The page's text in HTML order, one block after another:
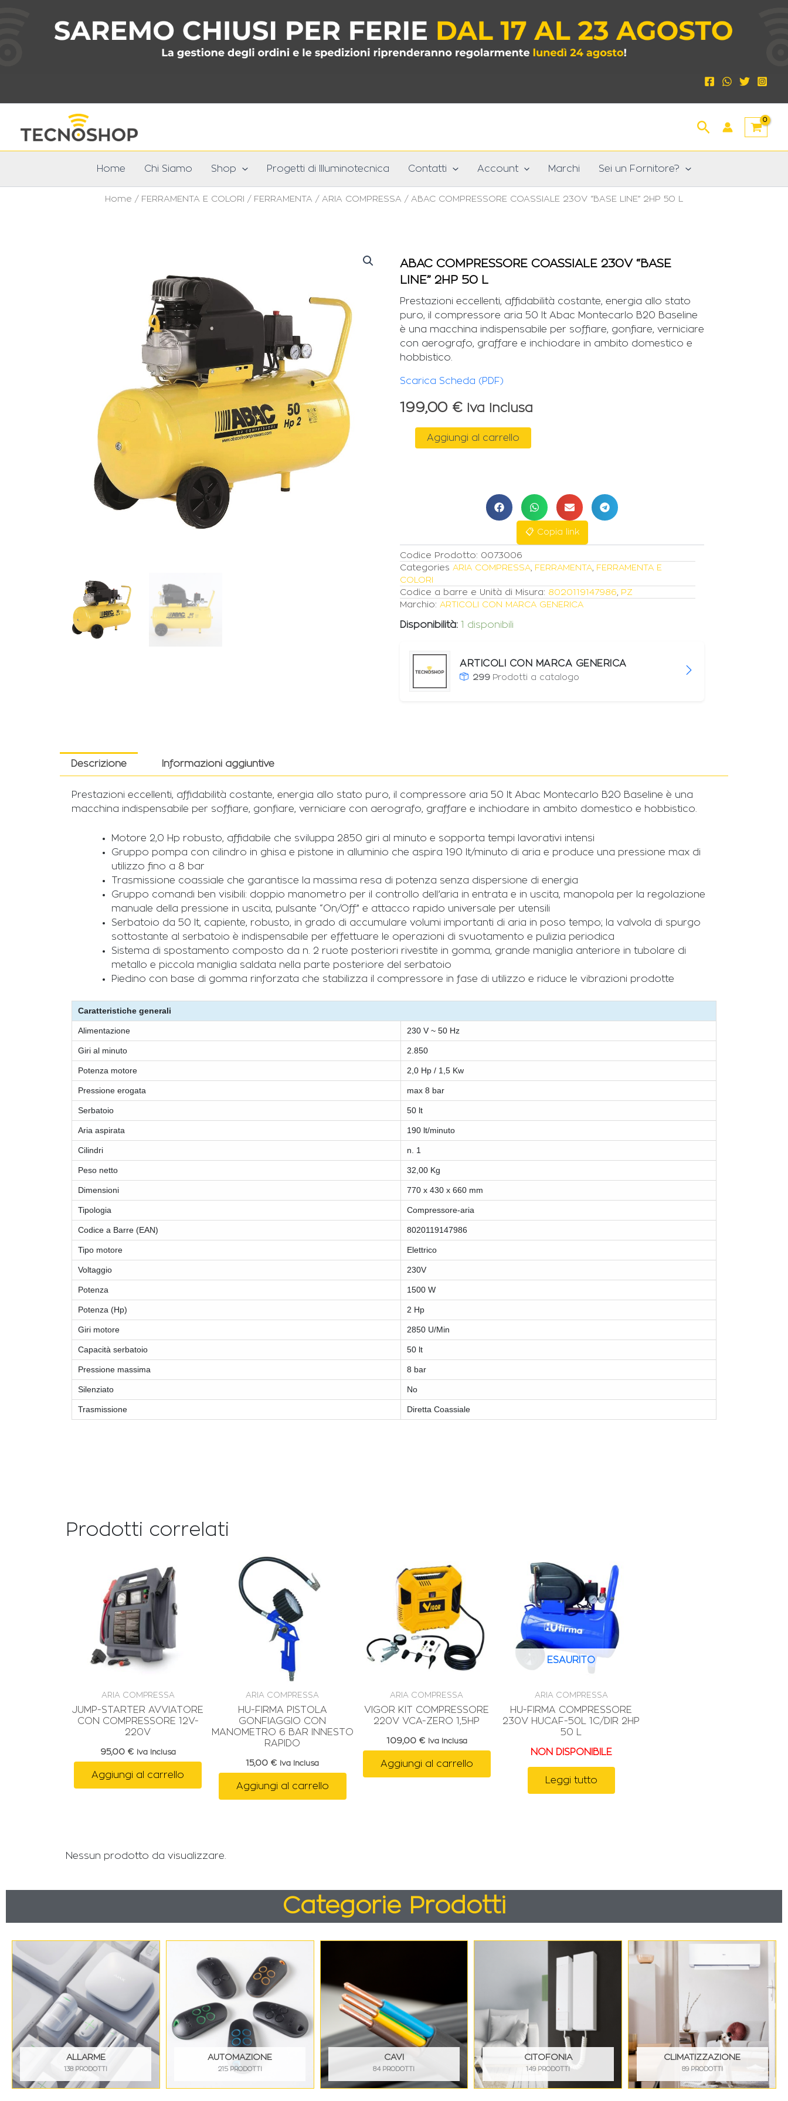
Cerca
Home Chi Siamo Shop Progetti di Illuminotecnica Contatti Account Marchi Sei un Fornitore?
Home / FERRAMENTA E COLORI / FERRAMENTA / ARIA COMPRESSA / ABAC COMPRESSORE COASSIALE 230V “BASE LINE” 2HP 50 L
ABAC COMPRESSORE COASSIALE 230V “BASE
LINE” 2HP 50 L
Prestazioni eccellenti, affidabilità costante, energia allo stato
puro, il compressore aria 50 lt Abac Montecarlo B20 Baseline
è una macchina indispensabile per soffiare, gonfiare, verniciare
con aerografo, graffare e inchiodare in ambito domestico e
hobbistico.
Scarica Scheda (PDF)
199,00 € Iva Inclusa
COMPRESSORE
Aggiungi al carrello
📋 Copia link
Codice Prodotto: 0073006
Categories ARIA COMPRESSA FERRAMENTA FERRAMENTA E
COLORI
Codice a barre e Unità di Misura: 8020119147986
PZ
Marchio: ARTICOLI CON MARCA GENERICA
Disponibilità: 1 disponibili
ARTICOLI CON MARCA GENERICA
299 Prodotti a catalogo
Descrizione Informazioni aggiuntive
Prestazioni eccellenti, affidabilità costante, energia allo stato puro, il compressore aria 50 lt Abac Montecarlo B20 Baseline è una
macchina indispensabile per soffiare, gonfiare, verniciare con aerografo, graffare e inchiodare in ambito domestico e hobbistico.
Motore 2,0 Hp robusto, affidabile che sviluppa 2850 giri al minuto e sopporta tempi lavorativi intensi
Gruppo pompa con cilindro in ghisa e pistone in alluminio che aspira 190 lt/minuto di aria e produce una pressione max di
utilizzo fino a 8 bar
Trasmissione coassiale che garantisce la massima resa di potenza senza dispersione di energia
Gruppo comandi ben visibili: doppio manometro per il controllo dell’aria in entrata e in uscita, manopola per la regolazione
manuale della pressione in uscita, pulsante “On/Off” e attacco rapido universale per utensili
Serbatoio da 50 lt, capiente, robusto, in grado di accumulare volumi importanti di aria in poso tempo; la valvola di spurgo
sottostante al serbatoio è indispensabile per effettuare le operazioni di svuotamento e pulizia periodica
Sistema di spostamento composto da n. 2 ruote posteriori rivestite in gomma, grande maniglia anteriore in tubolare di
metallo e piccola maniglia saldata nella parte posteriore del serbatoio
Piedino con base di gomma rinforzata che stabilizza il compressore in fase di utilizzo e riduce le vibrazioni prodotte
Caratteristiche generali
Alimentazione 230 V ~ 50 Hz
Giri al minuto 2.850
Potenza motore 2,0 Hp / 1,5 Kw
Pressione erogata max 8 bar
Serbatoio 50 lt
Aria aspirata 190 lt/minuto
Cilindri n. 1
Peso netto 32,00 Kg
Dimensioni 770 x 430 x 660 mm
Tipologia Compressore-aria
Codice a Barre (EAN) 8020119147986
Tipo motore Elettrico
Voltaggio 230V
Potenza 1500 W
Potenza (Hp) 2 Hp
Giri motore 2850 U/Min
Capacità serbatoio 50 lt
Pressione massima 8 bar
Silenziato No
Trasmissione Diretta Coassiale
Prodotti correlati
ARIA COMPRESSA
JUMP-STARTER AVVIATORE
CON COMPRESSORE 12V-
220V
95,00 € Iva Inclusa
Aggiungi al carrello
ARIA COMPRESSA
HU-FIRMA PISTOLA
GONFIAGGIO CON
MANOMETRO 6 BAR INNESTO
RAPIDO
15,00€ Iva Inclusa
Aggiungi al carrello
ARIA COMPRESSA
VIGOR KIT COMPRESSORE
220V VCA-ZERO 1,5HP
109,00 € Iva Inclusa
Aggiungi al carrello
ESAURITO
ARIA COMPRESSA
HU-FIRMA COMPRESSORE
230V HUCAF-50L 1C/DIR 2HP
50 L
NON DISPONIBILE
Leggi tutto
Nessun prodotto da visualizzare.
Categorie Prodotti
ALLARME
138 PRODOTTI
AUTOMAZIONE
215 PRODOTTI
CAVI
84 PRODOTTI
CITOFONIA
149 PRODOTTI
CLIMATIZZAZIONE
89 PRODOTTI